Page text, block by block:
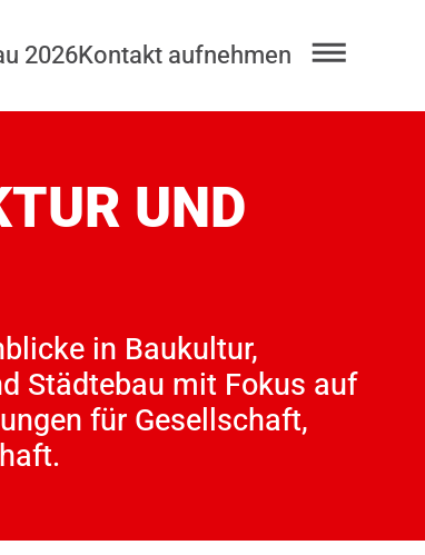
2026Kontakt aufnehmen
UND
in Baukultur,
Städtebau mit Fokus auf
für Gesellschaft,